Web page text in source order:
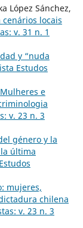
López Sánchez,
locais
v. 31 n. 1
y “nuda
Estudos
Mulheres e
v. 23 n. 3
género y la
última
mujeres,
chilena
v. 23 n. 3